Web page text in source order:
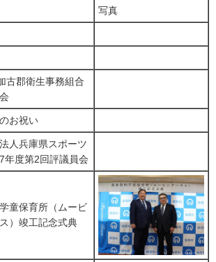
写真
古郡衛生事務組合
お祝い
人兵庫県スポーツ
年度第2回評議員会
童保育所（ムービ
）竣工記念式典